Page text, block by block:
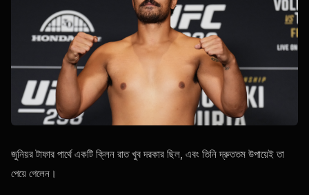
জুনিয়র টাফার পার্থে একটি ক্লিন রাত খুব দরকার ছিল, এবং তিনি দ্রুততম উপায়েই তা
পেয়ে গেলেন।